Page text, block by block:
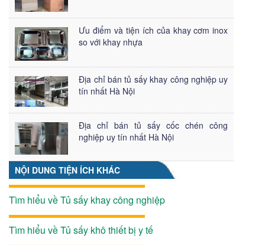
Ưu điểm và tiện ích của khay cơm inox
so với khay nhựa
Địa chỉ bán tủ sấy khay công nghiệp uy
tín nhất Hà Nội
Địa chỉ bán tủ sấy cốc chén công
nghiệp uy tín nhất Hà Nội
NỘI DUNG TIỆN ÍCH KHÁC
Tìm hiểu về Tủ sấy khay công nghiệp
Tìm hiểu về Tủ sấy khô thiết bị y tế